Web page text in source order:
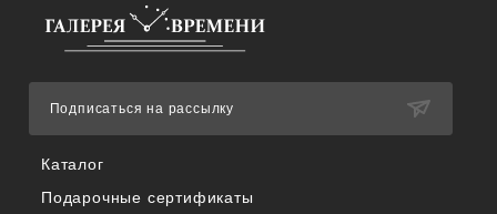
Каталог
Подарочные сертификаты
Подписаться на рассылку